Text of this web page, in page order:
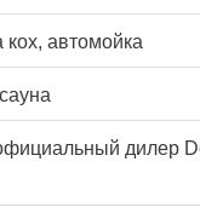
автомойка
дилер